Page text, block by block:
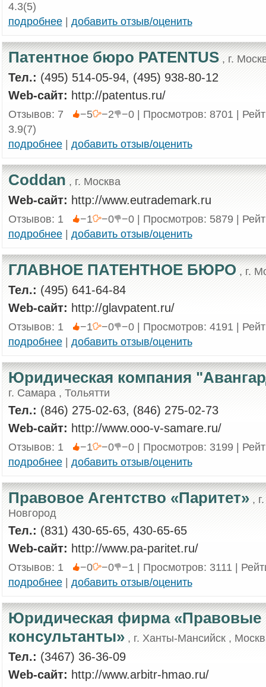
4.3(5)
подробнее| добавить отзыв/оценить
Патентное бюро PATENTUS, г.
Тел.: (495) 514-05-94, (495) 938-80-12
Web-сайт: http://patentus.ru/
Отзывов: 7 −5 −2
−0 | Просмотров: 8701 |
3.9(7)
подробнее| добавить отзыв/оценить
Coddan , г. Москва
Web-сайт: http://www.eutrademark.ru
Отзывов: 1 −1 −0
−0 | Просмотров: 5879 |
подробнее| добавить отзыв/оценить
ГЛАВНОЕ ПАТЕНТНОЕ БЮРО, г.
Тел.: (495) 641-64-84
Web-сайт: http://glavpatent.ru/
Отзывов: 1 −1 −0
−0 | Просмотров: 4191 |
подробнее| добавить отзыв/оценить
Юридическая компания
г. Самара , Тольятти
Тел.: (846) 275-02-63, (846) 275-02-73
Web-сайт: http://www.ooo-v-samare.ru/
Отзывов: 1 −1 −0
−0 | Просмотров: 3199 |
подробнее| добавить отзыв/оценить
Правовое Агентство «Паритет»,
Новгород
Тел.: (831) 430-65-65, 430-65-65
Web-сайт: http://www.pa-paritet.ru/
Отзывов: 1 −0 −0
−1 | Просмотров: 3111 |
подробнее| добавить отзыв/оценить
Юридическая фирма «Правовые
консультанты», г. Ханты-Мансийск ,
Тел.: (3467) 36-36-09
Web-сайт: http://www.arbitr-hmao.ru/